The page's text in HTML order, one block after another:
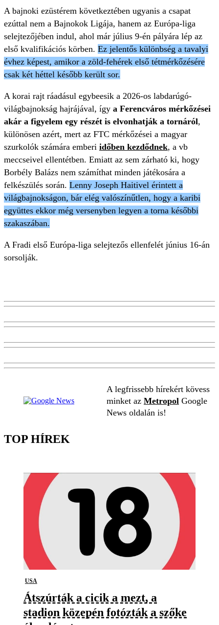
A bajnoki ezüstérem következtében ugyanis a csapat
ezúttal nem a Bajnokok Ligája, hanem az Európa-liga
selejtezőjében indul, ahol már július 9-én pályára lép az
első kvalifikációs körben. Ez jelentős különbség a tavalyi
évhez képest, amikor a zöld-fehérek első tétmérkőzésére
csak két héttel később került sor.
A korai rajt ráadásul egybeesik a 2026-os labdarúgó-
világbajnokság hajrájával, így a Ferencváros mérkőzései
akár a figyelem egy részét is elvonhatják a tornáról,
különösen azért, mert az FTC mérkőzései a magyar
szurkolók számára emberi időben kezdődnek, a vb
meccseivel ellentétben. Emiatt az sem zárható ki, hogy
Borbély Balázs nem számíthat minden játékosára a
felkészülés során. Lenny Joseph Haitivel érintett a
világbajnokságon, bár elég valószínűtlen, hogy a karibi
együttes ekkor még versenyben legyen a torna későbbi
szakaszában.
A Fradi első Európa-liga selejtezős ellenfelét június 16-án
sorsolják.
A legfrissebb hírekért kövess
minket az Metropol Google
News oldalán is!
TOP HÍREK
USA
Átszúrták a cicik a mezt, a
stadion közepén fotózták a szőke